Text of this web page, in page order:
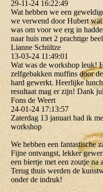
29-11-24 16:22:49
Wat hebben we een
we verwend door Hubert
was om voor we erg in
naar huis met 2 prachtige
Lianne Schültze
13-03-24 11:49:01
Wat was de workshop leuk!
zelfgebakken muffins door
hard gewerkt. Heerlijke
resultaat mag er zijn! Dank
Fons de Weert
24-01-24 17:13:57
Zaterdag 13 januari had ik
workshop
We hebben een fantastische
Fijne ontvangst, lekker
een biertje met een zoutje na
Terug thuis werden de
onder de indruk!